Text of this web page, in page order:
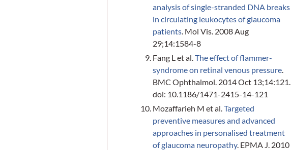
analysis of single-stranded DNA breaks
in circulating leukocytes of glaucoma
patients. Mol Vis. 2008 Aug
29;14:1584-8
Fang L et al.The effect of flammer-
syndrome on retinal venous pressure.
BMC Ophthalmol. 2014 Oct 13;14:121.
doi: 10.1186/1471-2415-14-121
Mozaffarieh M et al.Targeted
preventive measures and advanced
approaches in personalised treatment
of glaucoma neuropathy. EPMA J. 2010